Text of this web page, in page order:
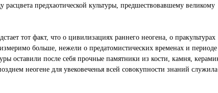
предхаотической культуры, предшествовавшему великому
тот факт, что о цивилизациях раннего неогена, о пракультурах
больше, нежели о предатомистических временах и периоде
оставили после себя прочные памятники из кости, камня,
неогене для увековеченья всей совокупности знаний служила